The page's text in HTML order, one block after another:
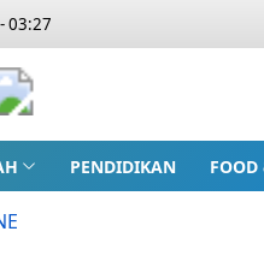
03:27
PENDIDIKAN FOOD